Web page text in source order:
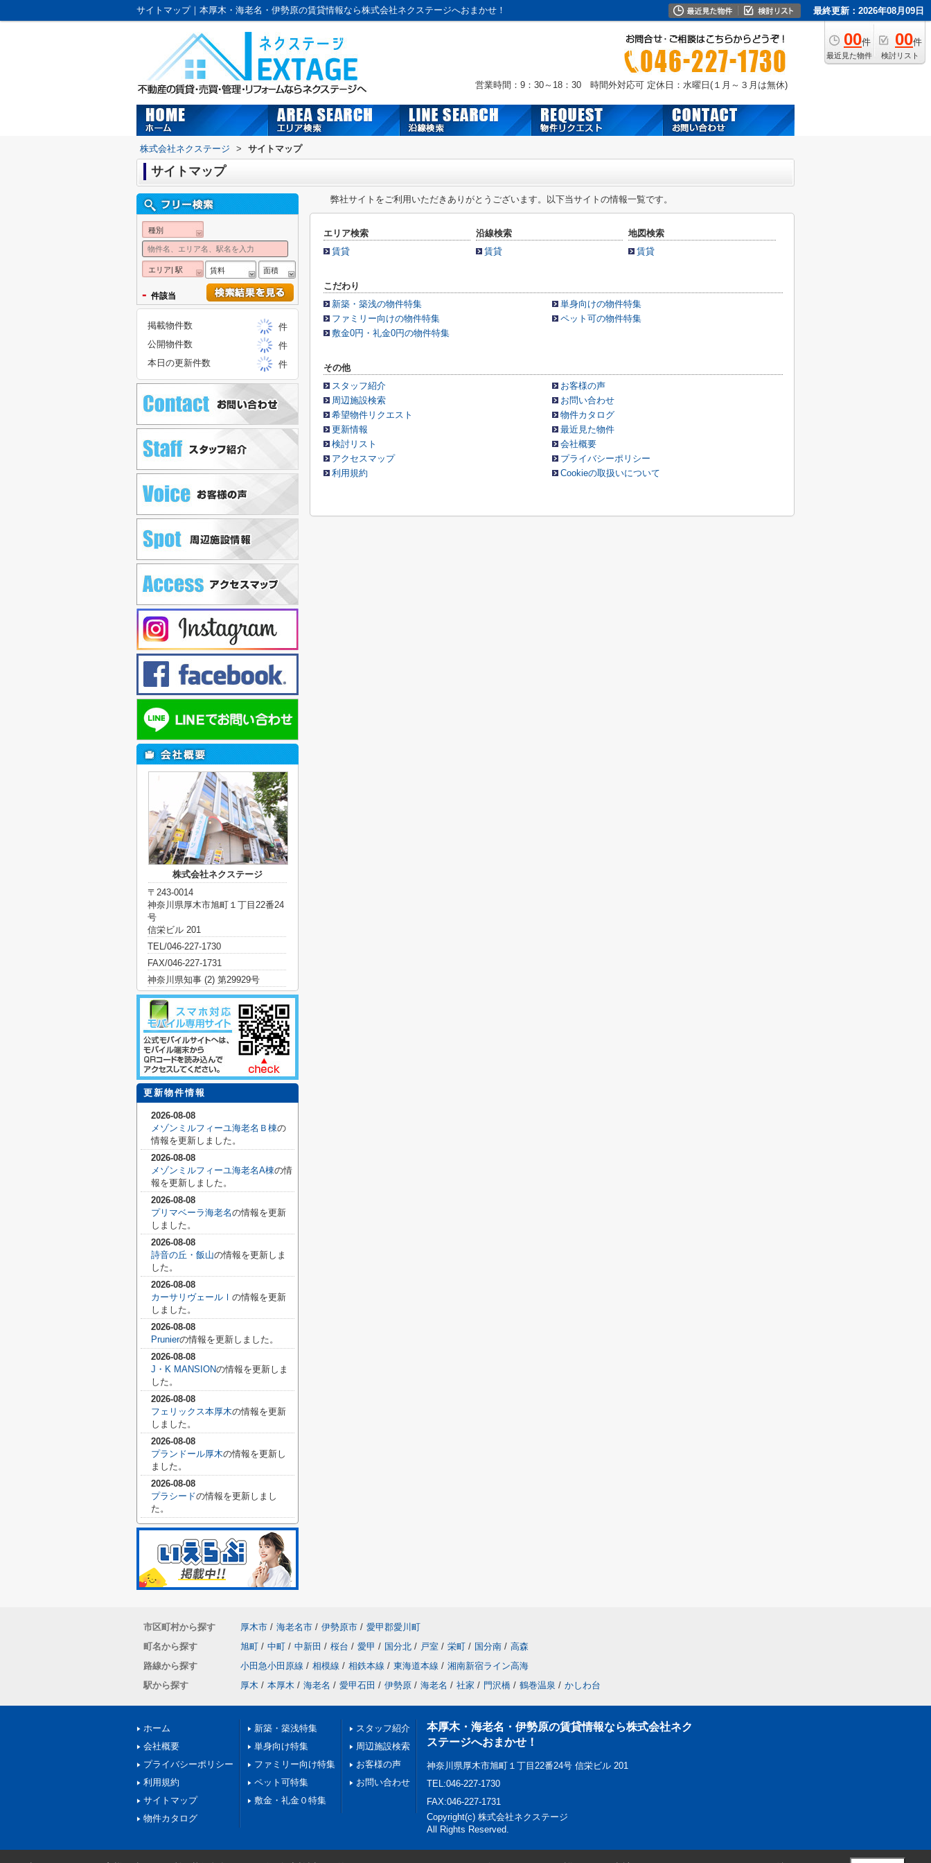
サイトマップ｜本厚木・海老名・伊勢原の賃貸情報なら株式会社ネクステージへおまかせ！ 最終更新：2026年08月09日
00件
最近見た物件
00件
検討リスト
営業時間：9：30～18：30 時間外対応可 定休日：水曜日(１月～３月は無休)
株式会社ネクステージ > サイトマップ
サイトマップ
弊社サイトをご利用いただきありがとうございます。以下当サイトの情報一覧です。
エリア検索
賃貸
沿線検索
賃貸
地図検索
賃貸
こだわり
新築・築浅の物件特集
単身向けの物件特集
ファミリー向けの物件特集
ペット可の物件特集
敷金0円・礼金0円の物件特集
その他
スタッフ紹介
お客様の声
周辺施設検索
お問い合わせ
希望物件リクエスト
物件カタログ
更新情報
最近見た物件
検討リスト
会社概要
アクセスマップ
プライバシーポリシー
利用規約
Cookieの取扱いについて
種別
エリア| 駅 賃料 面積
- 件該当
掲載物件数
件
公開物件数
件
本日の更新件数
件
株式会社ネクステージ
〒243-0014
神奈川県厚木市旭町１丁目22番24
号
信栄ビル 201
TEL/046-227-1730
FAX/046-227-1731
神奈川県知事 (2) 第29929号
更新物件情報
2026-08-08
メゾンミルフィーユ海老名Ｂ棟の
情報を更新しました。
2026-08-08
メゾンミルフィーユ海老名A棟の情
報を更新しました。
2026-08-08
プリマベーラ海老名の情報を更新
しました。
2026-08-08
詩音の丘・飯山の情報を更新しま
した。
2026-08-08
カーサリヴェールⅠ の情報を更新
しました。
2026-08-08
Prunierの情報を更新しました。
2026-08-08
J・K MANSIONの情報を更新しま
した。
2026-08-08
フェリックス本厚木の情報を更新
しました。
2026-08-08
プランドール厚木の情報を更新し
ました。
2026-08-08
プラシードの情報を更新しまし
た。
市区町村から探す 厚木市 / 海老名市 / 伊勢原市 / 愛甲郡愛川町
町名から探す
旭町 / 中町 / 中新田 / 桜台 / 愛甲 / 国分北 / 戸室 / 栄町 / 国分南 / 高森
路線から探す
小田急小田原線 / 相模線 / 相鉄本線 / 東海道本線 / 湘南新宿ライン高海
駅から探す
厚木 / 本厚木 / 海老名 / 愛甲石田 / 伊勢原 / 海老名 / 社家 / 門沢橋 / 鶴巻温泉 / かしわ台
ホーム
会社概要
プライバシーポリシー
利用規約
サイトマップ
物件カタログ
新築・築浅特集
単身向け特集
ファミリー向け特集
ペット可特集
敷金・礼金０特集
スタッフ紹介
周辺施設検索
お客様の声
お問い合わせ
本厚木・海老名・伊勢原の賃貸情報なら株式会社ネク
ステージへおまかせ！
神奈川県厚木市旭町１丁目22番24号 信栄ビル 201
TEL:046-227-1730
FAX:046-227-1731
Copyright(c) 株式会社ネクステージ
All Rights Reserved.